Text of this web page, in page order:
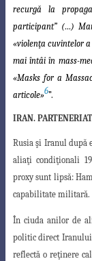
recurgă la
participant” (…)
«violenţa cuvintelor
mai întâi în mass-
«Masks for a
articole»6”.
IRAN.
Rusia şi Iranul după
aliaţi condiţionali
proxy sunt lipsă:
capabilitate militară.
În ciuda anilor de
politic direct Iranului
reflectă o reţinere